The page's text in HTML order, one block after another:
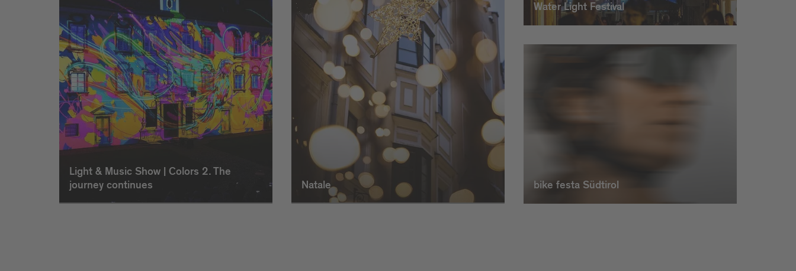
Light & Music Show | Colors 2. The
journey continues
Natale
Water Light Festival
bike festa Südtirol